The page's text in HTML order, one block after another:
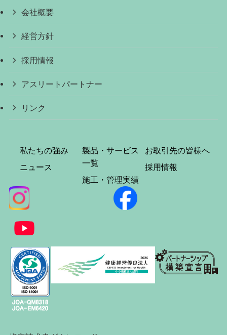
会社概要
経営方針
採用情報
アスリートパートナー
リンク
私たちの強み
ニュース
製品・サービス
一覧
施工・管理実績
お取引先の皆様へ
採用情報